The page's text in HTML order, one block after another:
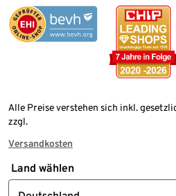
Alle Preise verstehen sich inkl.
zzgl.
Versandkosten
Land wählen